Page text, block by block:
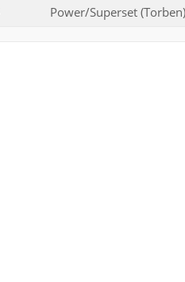
Power/Superset (Torben)